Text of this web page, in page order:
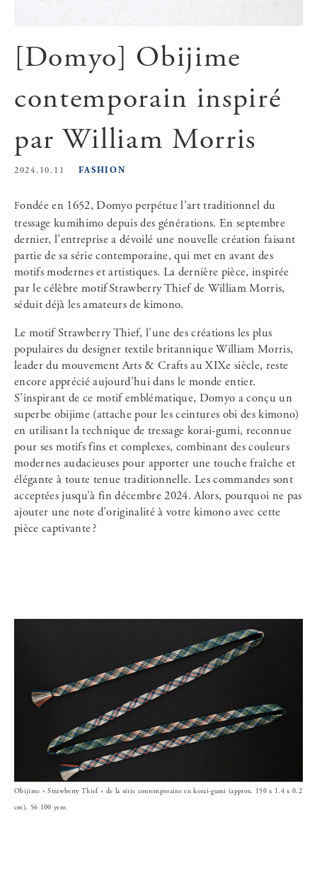
[Domyo] Obijime
contemporain inspiré
par William Morris
2024.10.11 FASHION
Fondée en 1652, Domyo perpétue l’art traditionnel du
tressage kumihimo depuis des générations. En septembre
dernier, l’entreprise a dévoilé une nouvelle création faisant
partie de sa série contemporaine, qui met en avant des
motifs modernes et artistiques. La dernière pièce, inspirée
par le célèbre motif Strawberry Thief de William Morris,
séduit déjà les amateurs de kimono.
Le motif Strawberry Thief, l’une des créations les plus
populaires du designer textile britannique William Morris,
leader du mouvement Arts & Crafts au XIXe siècle, reste
encore apprécié aujourd’hui dans le monde entier.
S’inspirant de ce motif emblématique, Domyo a conçu un
superbe obijime (attache pour les ceintures obi des kimono)
en utilisant la technique de tressage korai-gumi, reconnue
pour ses motifs fins et complexes, combinant des couleurs
modernes audacieuses pour apporter une touche fraîche et
élégante à toute tenue traditionnelle. Les commandes sont
acceptées jusqu’à fin décembre 2024. Alors, pourquoi ne pas
ajouter une note d’originalité à votre kimono avec cette
pièce captivante ?
Obijime « Strawberry Thief » de la série contemporaine en korai-gumi (approx. 150 x 1.4 x 0.2
cm), 56 100 yens